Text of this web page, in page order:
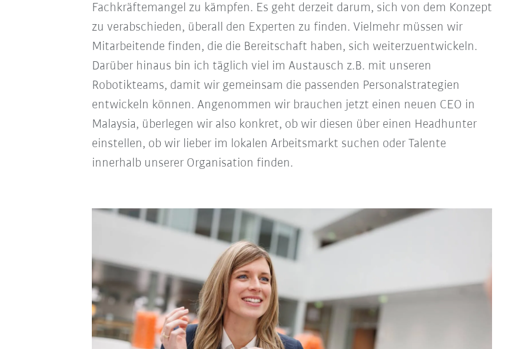
Fachkräftemangel zu kämpfen. Es geht derzeit darum, sich von dem Konzept
zu verabschieden, überall den Experten zu finden. Vielmehr müssen wir
Mitarbeitende finden, die die Bereitschaft haben, sich weiterzuentwickeln.
Darüber hinaus bin ich täglich viel im Austausch z.B. mit unseren
Robotikteams, damit wir gemeinsam die passenden Personalstrategien
entwickeln können. Angenommen wir brauchen jetzt einen neuen CEO in
Malaysia, überlegen wir also konkret, ob wir diesen über einen Headhunter
einstellen, ob wir lieber im lokalen Arbeitsmarkt suchen oder Talente
innerhalb unserer Organisation finden.